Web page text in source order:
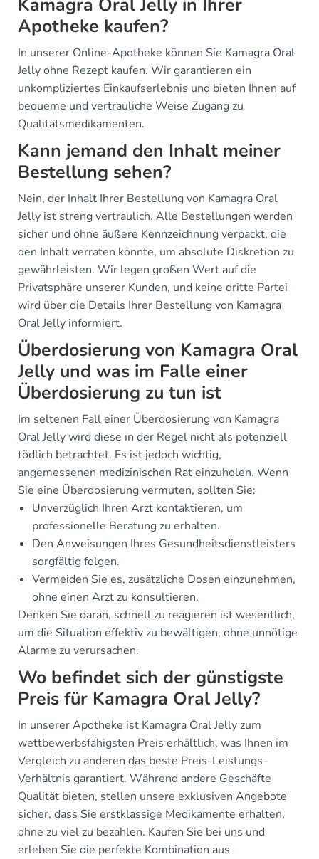
Kamagra Oral Jelly in Ihrer
Apotheke kaufen?
In unserer Online-Apotheke können Sie Kamagra Oral
Jelly ohne Rezept kaufen. Wir garantieren ein
unkompliziertes Einkaufserlebnis und bieten Ihnen auf
bequeme und vertrauliche Weise Zugang zu
Qualitätsmedikamenten.
Kann jemand den Inhalt meiner
Bestellung sehen?
Nein, der Inhalt Ihrer Bestellung von Kamagra Oral
Jelly ist streng vertraulich. Alle Bestellungen werden
sicher und ohne äußere Kennzeichnung verpackt, die
den Inhalt verraten könnte, um absolute Diskretion zu
gewährleisten. Wir legen großen Wert auf die
Privatsphäre unserer Kunden, und keine dritte Partei
wird über die Details Ihrer Bestellung von Kamagra
Oral Jelly informiert.
Überdosierung von Kamagra Oral
Jelly und was im Falle einer
Überdosierung zu tun ist
Im seltenen Fall einer Überdosierung von Kamagra
Oral Jelly wird diese in der Regel nicht als potenziell
tödlich betrachtet. Es ist jedoch wichtig,
angemessenen medizinischen Rat einzuholen. Wenn
Sie eine Überdosierung vermuten, sollten Sie:
Unverzüglich Ihren Arzt kontaktieren, um
professionelle Beratung zu erhalten.
Den Anweisungen Ihres Gesundheitsdienstleisters
sorgfältig folgen.
Vermeiden Sie es, zusätzliche Dosen einzunehmen,
ohne einen Arzt zu konsultieren.
Denken Sie daran, schnell zu reagieren ist wesentlich,
um die Situation effektiv zu bewältigen, ohne unnötige
Alarme zu verursachen.
Wo befindet sich der günstigste
Preis für Kamagra Oral Jelly?
In unserer Apotheke ist Kamagra Oral Jelly zum
wettbewerbsfähigsten Preis erhältlich, was Ihnen im
Vergleich zu anderen das beste Preis-Leistungs-
Verhältnis garantiert. Während andere Geschäfte
Qualität bieten, stellen unsere exklusiven Angebote
sicher, dass Sie erstklassige Medikamente erhalten,
ohne zu viel zu bezahlen. Kaufen Sie bei uns und
erleben Sie die perfekte Kombination aus